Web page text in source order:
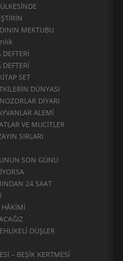
MEKTUBU
SET
DÜNYASI
DİYARI
ALEMİ
VE MUCİTLER
SIRLARI
SON GÜNÜ
24 SAAT
HÂKİMİ
DÜŞLER
– BEŞİK KERTMESİ